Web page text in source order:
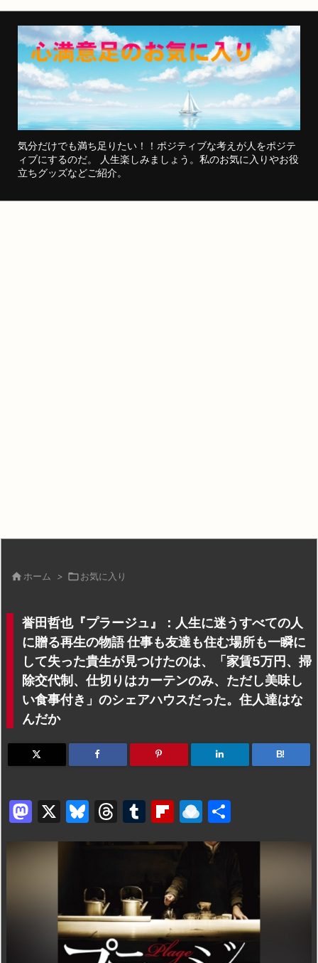
気分だけでも満ち足りたい！！ポジティブな考えが人をポジテ
ィブにするのだ。 人生楽しみましょう。私のお気に入りやお役
立ちグッズなどご紹介。
 ホーム > お気に入り
誉田哲也『プラージュ』：人生に迷うすべての人
に贈る再生の物語 仕事も友達も住む場所も一瞬に
して失った貴生が見つけたのは、「家賃5万円、掃
除交代制、仕切りはカーテンのみ、ただし美味し
い食事付き」のシェアハウスだった。住人達はな
んだか
B!
M
a
st
d
X
Bl
u
k
y
T
hr
a
d
s
T
u
m
r
Fl
ip
b
o
ar
d
R
ai
n
o
p.
io
有